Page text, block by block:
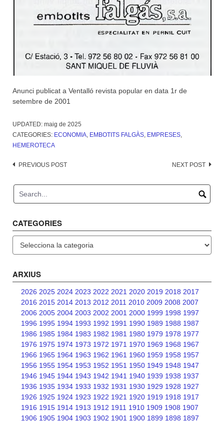
Anunci publicat a Ventalló revista popular en data 1r de
setembre de 2001
UPDATED: maig de 2025
CATEGORIES: ECONOMIA, EMBOTITS FALGÀS, EMPRESES,
HEMEROTECA
Post
PREVIOUS POST NEXT POST
CATEGORIES
ARXIUS
2026 2025 2024 2023 2022 2021 2020 2019 2018 2017
2016 2015 2014 2013 2012 2011 2010 2009 2008 2007
2006 2005 2004 2003 2002 2001 2000 1999 1998 1997
1996 1995 1994 1993 1992 1991 1990 1989 1988 1987
1986 1985 1984 1983 1982 1981 1980 1979 1978 1977
1976 1975 1974 1973 1972 1971 1970 1969 1968 1967
1966 1965 1964 1963 1962 1961 1960 1959 1958 1957
1956 1955 1954 1953 1952 1951 1950 1949 1948 1947
1946 1945 1944 1943 1942 1941 1940 1939 1938 1937
1936 1935 1934 1933 1932 1931 1930 1929 1928 1927
1926 1925 1924 1923 1922 1921 1920 1919 1918 1917
1916 1915 1914 1913 1912 1911 1910 1909 1908 1907
1906 1905 1904 1903 1902 1901 1900 1899 1898 1897